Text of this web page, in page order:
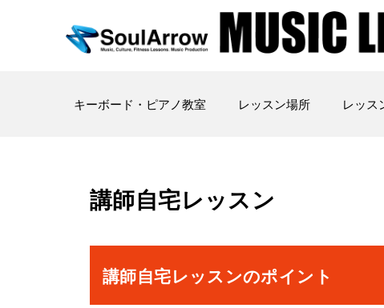
キーボード・ピアノ教室 レッスン場所 レッス
講師自宅レッスン
講師自宅レッスンのポイント